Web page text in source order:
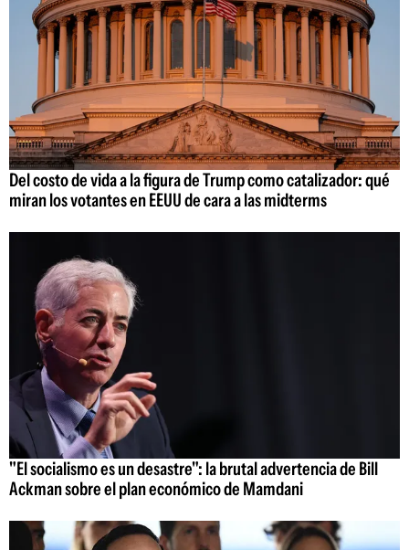
Del costo de vida a la figura de Trump como catalizador: qué
miran los votantes en EEUU de cara a las midterms
"El socialismo es un desastre": la brutal advertencia de Bill
Ackman sobre el plan económico de Mamdani